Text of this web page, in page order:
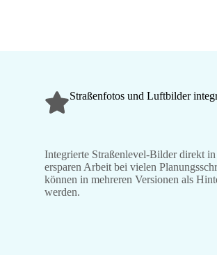
Straßenfotos und Luftbilder
Integrierte Straßenlevel-Bilder direkt
ersparen Arbeit bei vielen
können in mehreren Versionen als
werden.